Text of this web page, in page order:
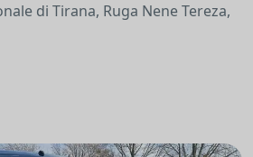
di Tirana, Ruga Nene Tereza,